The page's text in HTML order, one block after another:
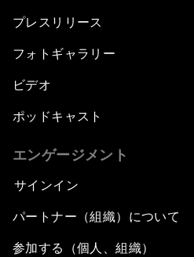
プレスリリース
フォトギャラリー
ビデオ
ポッドキャスト
エンゲージメント
サインイン
パートナー（組織）について
参加する（個人、組織）